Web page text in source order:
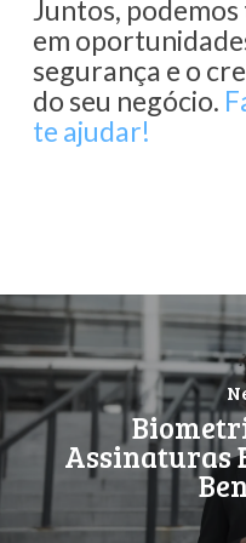
Juntos,
em
segurança e o
do seu negócio.
te ajudar!
Assinaturas